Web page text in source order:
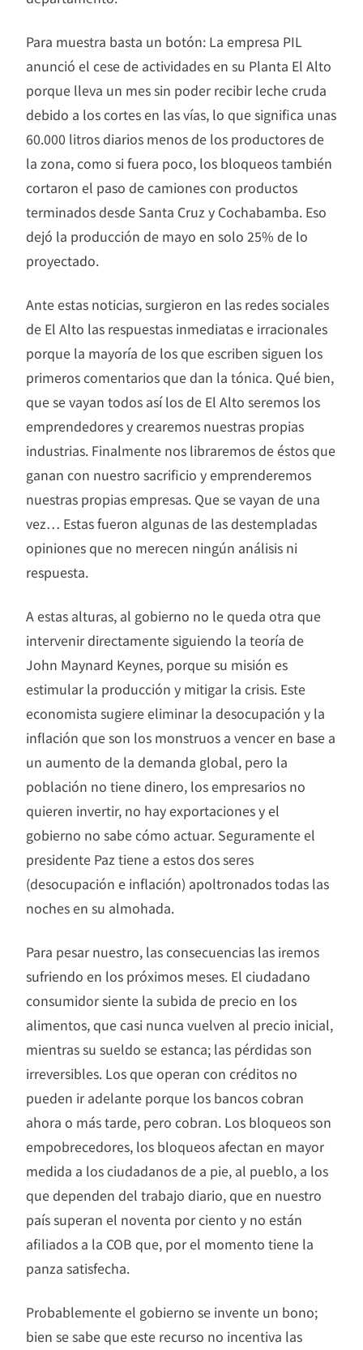
Para muestra basta un botón: La empresa PIL
anunció el cese de actividades en su Planta El Alto
porque lleva un mes sin poder recibir leche cruda
debido a los cortes en las vías, lo que significa unas
60.000 litros diarios menos de los productores de
la zona, como si fuera poco, los bloqueos también
cortaron el paso de camiones con productos
terminados desde Santa Cruz y Cochabamba. Eso
dejó la producción de mayo en solo 25% de lo
proyectado.
Ante estas noticias, surgieron en las redes sociales
de El Alto las respuestas inmediatas e irracionales
porque la mayoría de los que escriben siguen los
primeros comentarios que dan la tónica. Qué bien,
que se vayan todos así los de El Alto seremos los
emprendedores y crearemos nuestras propias
industrias. Finalmente nos libraremos de éstos que
ganan con nuestro sacrificio y emprenderemos
nuestras propias empresas. Que se vayan de una
vez… Estas fueron algunas de las destempladas
opiniones que no merecen ningún análisis ni
respuesta.
A estas alturas, al gobierno no le queda otra que
intervenir directamente siguiendo la teoría de
John Maynard Keynes, porque su misión es
estimular la producción y mitigar la crisis. Este
economista sugiere eliminar la desocupación y la
inflación que son los monstruos a vencer en base a
un aumento de la demanda global, pero la
población no tiene dinero, los empresarios no
quieren invertir, no hay exportaciones y el
gobierno no sabe cómo actuar. Seguramente el
presidente Paz tiene a estos dos seres
(desocupación e inflación) apoltronados todas las
noches en su almohada.
Para pesar nuestro, las consecuencias las iremos
sufriendo en los próximos meses. El ciudadano
consumidor siente la subida de precio en los
alimentos, que casi nunca vuelven al precio inicial,
mientras su sueldo se estanca; las pérdidas son
irreversibles. Los que operan con créditos no
pueden ir adelante porque los bancos cobran
ahora o más tarde, pero cobran. Los bloqueos son
empobrecedores, los bloqueos afectan en mayor
medida a los ciudadanos de a pie, al pueblo, a los
que dependen del trabajo diario, que en nuestro
país superan el noventa por ciento y no están
afiliados a la COB que, por el momento tiene la
panza satisfecha.
Probablemente el gobierno se invente un bono;
bien se sabe que este recurso no incentiva las